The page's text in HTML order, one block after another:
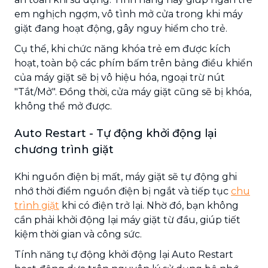
em nghịch ngợm, vô tình mở cửa trong khi máy
giặt đang hoạt động, gây nguy hiểm cho trẻ.
Cụ thể, khi chức năng khóa trẻ em được kích
hoạt, toàn bộ các phím bấm trên bảng điều khiển
của máy giặt sẽ bị vô hiệu hóa, ngoại trừ nút
"Tắt/Mở". Đồng thời, cửa máy giặt cũng sẽ bị khóa,
không thể mở được.
Auto Restart - Tự động khởi động lại
chương trình giặt
Khi nguồn điện bị mất, máy giặt sẽ tự động ghi
nhớ thời điểm nguồn điện bị ngắt và tiếp tục chu
trình giặt khi có điện trở lại. Nhờ đó, bạn không
cần phải khởi động lại máy giặt từ đầu, giúp tiết
kiệm thời gian và công sức.
Tính năng tự động khởi động lại Auto Restart